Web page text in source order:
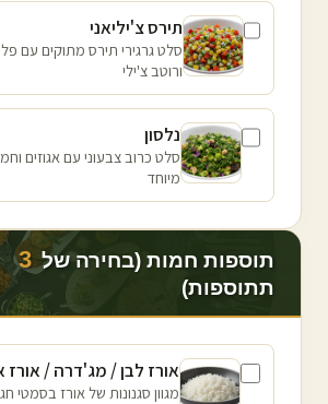
תירס צ'יליאני
סלט גרגירי תירס מתוקים עם
ורוטב צ'ילי
נלסון
סלט כרוב צבעוני עם אגוזים
מיוחד
תוספות חמות (בחירה של 3
תתוספות)
אורז לבן / מג'דרה / אורז
מגוון סגנונות של אורז בסמטי